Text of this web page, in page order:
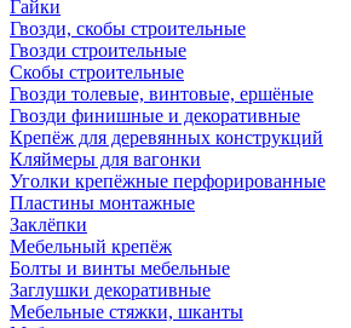
Гайки
Гвозди, скобы строительные
Гвозди строительные
Скобы строительные
Гвозди толевые, винтовые, ершёные
Гвозди финишные и декоративные
Крепёж для деревянных конструкций
Кляймеры для вагонки
Уголки крепёжные перфорированные
Пластины монтажные
Заклёпки
Мебельный крепёж
Болты и винты мебельные
Заглушки декоративные
Мебельные стяжки, шканты